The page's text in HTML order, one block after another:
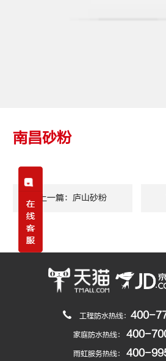
南昌砂粉
上一篇：庐山砂粉
工程防水热线： 400-
家庭防水热线： 400-
雨虹服务热线： 400-